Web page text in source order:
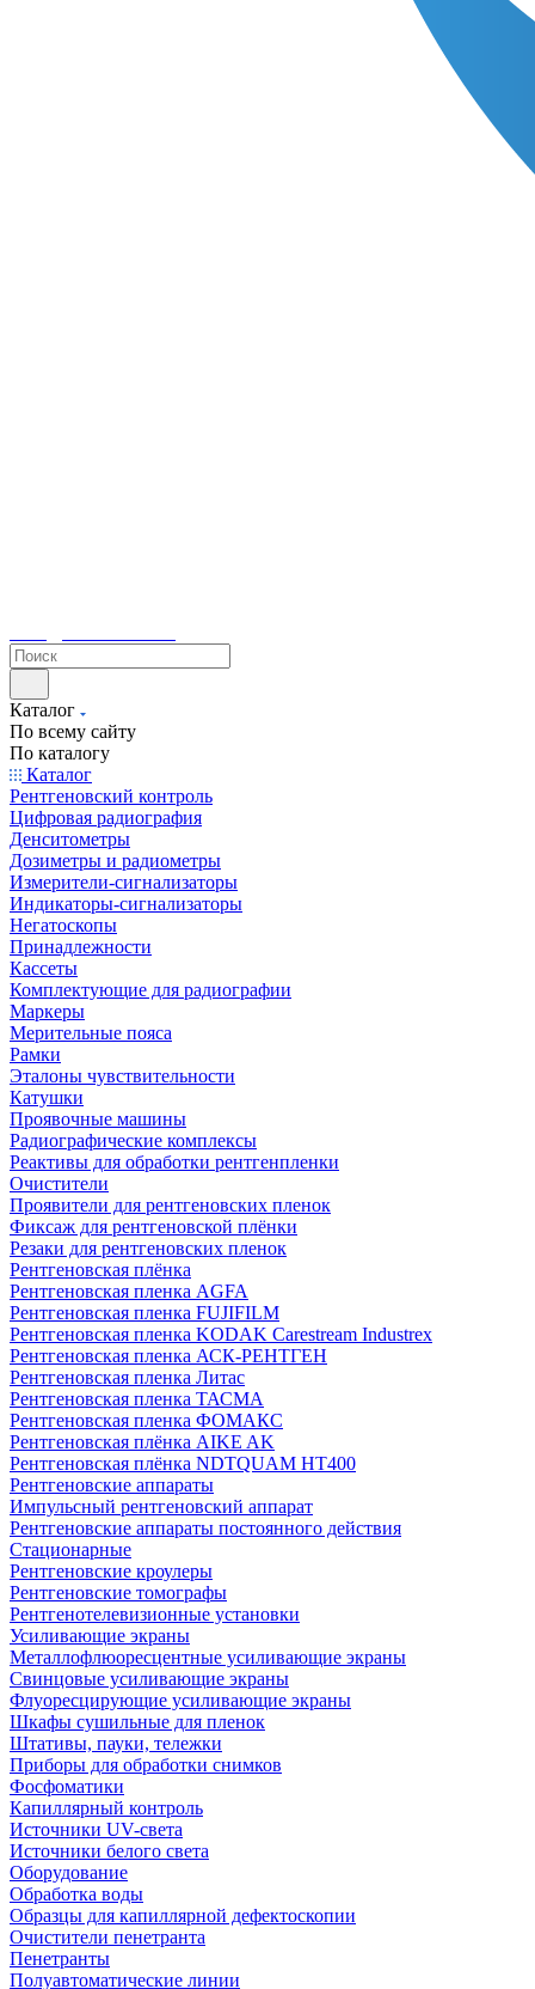
Каталог
По всему сайту
По каталогу
Каталог
Рентгеновский контроль
Цифровая радиография
Денситометры
Дозиметры и радиометры
Измерители-сигнализаторы
Индикаторы-сигнализаторы
Негатоскопы
Принадлежности
Кассеты
Комплектующие для радиографии
Маркеры
Мерительные пояса
Рамки
Эталоны чувствительности
Катушки
Проявочные машины
Радиографические комплексы
Реактивы для обработки рентгенпленки
Очистители
Проявители для рентгеновских пленок
Фиксаж для рентгеновской плёнки
Резаки для рентгеновских пленок
Рентгеновская плёнка
Рентгеновская пленка AGFA
Рентгеновская пленка FUJIFILM
Рентгеновская пленка KODAK Carestream Industrex
Рентгеновская пленка АСК-РЕНТГЕН
Рентгеновская пленка Литас
Рентгеновская пленка ТАСМА
Рентгеновская пленка ФОМАКС
Рентгеновская плёнка AIKE AK
Рентгеновская плёнка NDTQUAM HT400
Рентгеновские аппараты
Импульсный рентгеновский аппарат
Рентгеновские аппараты постоянного действия
Стационарные
Рентгеновские кроулеры
Рентгеновские томографы
Рентгенотелевизионные установки
Усиливающие экраны
Металлофлюоресцентные усиливающие экраны
Свинцовые усиливающие экраны
Флуоресцирующие усиливающие экраны
Шкафы сушильные для пленок
Штативы, пауки, тележки
Приборы для обработки снимков
Фосфоматики
Капиллярный контроль
Источники UV-света
Источники белого света
Оборудование
Обработка воды
Образцы для капиллярной дефектоскопии
Очистители пенетранта
Пенетранты
Полуавтоматические линии